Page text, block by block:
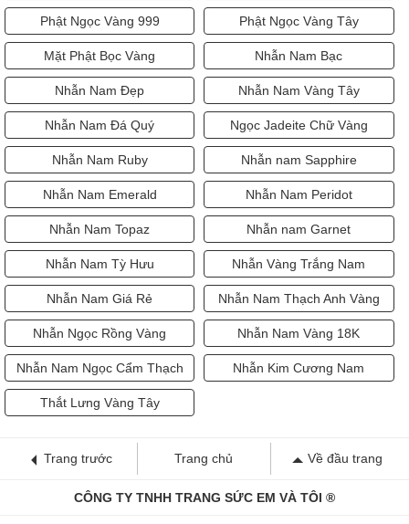
Phật Ngọc Vàng 999 Phật Ngọc Vàng Tây
Mặt Phật Bọc Vàng Nhẫn Nam Bạc
Nhẫn Nam Đẹp Nhẫn Nam Vàng Tây
Nhẫn Nam Đá Quý Ngọc Jadeite Chữ Vàng
Nhẫn Nam Ruby Nhẫn nam Sapphire
Nhẫn Nam Emerald Nhẫn Nam Peridot
Nhẫn Nam Topaz Nhẫn nam Garnet
Nhẫn Nam Tỳ Hưu Nhẫn Vàng Trắng Nam
Nhẫn Nam Giá Rẻ Nhẫn Nam Thạch Anh Vàng
Nhẫn Ngọc Rồng Vàng Nhẫn Nam Vàng 18K
Nhẫn Nam Ngọc Cẩm Thạch Nhẫn Kim Cương Nam
Thắt Lưng Vàng Tây
Trang trước Trang chủ Về đầu trang
CÔNG TY TNHH TRANG SỨC EM VÀ TÔI ®